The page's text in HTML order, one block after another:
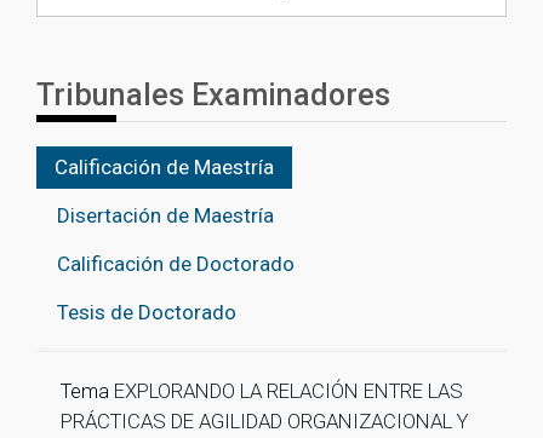
Tribunales Examinadores
Calificación de Maestría
Disertación de Maestría
Calificación de Doctorado
Tesis de Doctorado
Tema EXPLORANDO LA RELACIÓN ENTRE LAS
PRÁCTICAS DE AGILIDAD ORGANIZACIONAL Y